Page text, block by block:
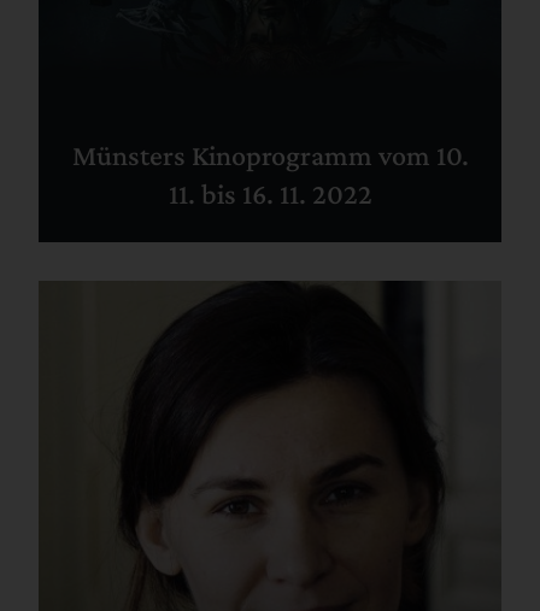
Münsters Kinoprogramm vom 10.
11. bis 16. 11. 2022